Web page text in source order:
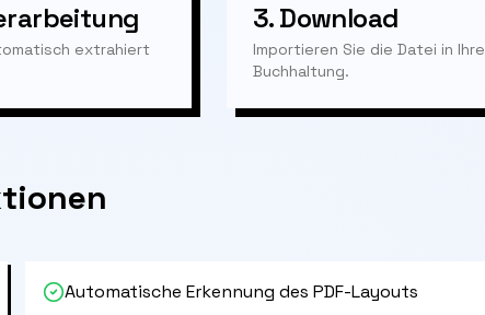
extrahiert
3.Download
Importieren Sie die Datei in Ihre
Buchhaltung.
Automatische Erkennung des PDF-Layouts